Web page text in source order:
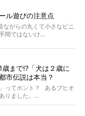
ル遊びの注意点
がらの丸くて小さなビニ
間ではないけ...
まで!?「犬は２歳に
市伝説は本当？
ってホント？ あるブヒオ
りました。...